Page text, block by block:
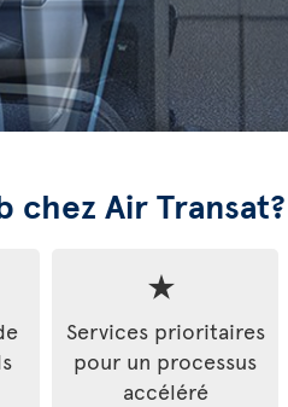
chez Air Transat?
Services prioritaires
pour un processus
accéléré